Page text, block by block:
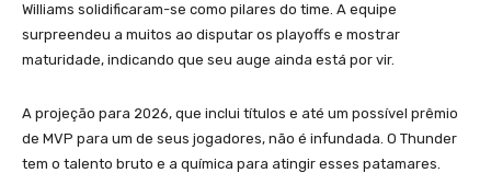
Williams solidificaram-se como pilares do time. A equipe
surpreendeu a muitos ao disputar os playoffs e mostrar
maturidade, indicando que seu auge ainda está por vir.
A projeção para 2026, que inclui títulos e até um possível prêmio
de MVP para um de seus jogadores, não é infundada. O Thunder
tem o talento bruto e a química para atingir esses patamares.